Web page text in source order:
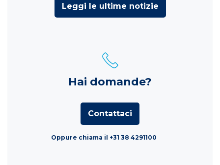
Leggi le ultime notizie
Hai domande?
Contattaci
Oppure chiama il +31 38 4291100